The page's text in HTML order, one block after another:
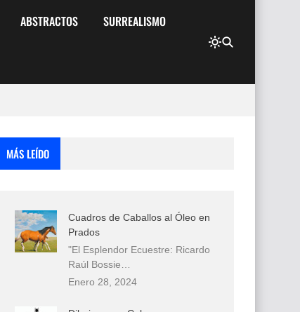
ABSTRACTOS SURREALISMO
MÁS LEÍDO
Cuadros de Caballos al Óleo en
Prados
"El Esplendor Ecuestre: Ricardo
Raúl Bossie…
Enero 28, 2024